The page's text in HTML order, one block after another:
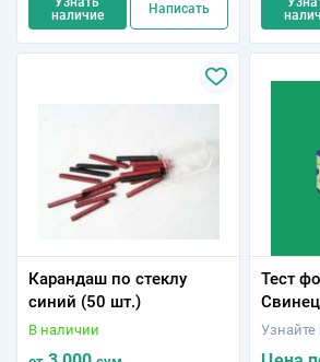
наличие
Написать
Карандаш по стеклу
синий (50 шт.)
В наличии
Тест
(Pab),